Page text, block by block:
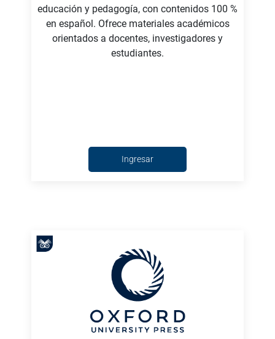
educación y pedagogía, con contenidos 100 %
en español. Ofrece materiales académicos
orientados a docentes, investigadores y
estudiantes.
Ingresar